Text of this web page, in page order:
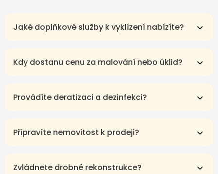
Jaké doplňkové služby k vyklízení nabízíte?
Kdy dostanu cenu za malování nebo úklid?
Provádíte deratizaci a dezinfekci?
Připravíte nemovitost k prodeji?
Zvládnete drobné rekonstrukce?